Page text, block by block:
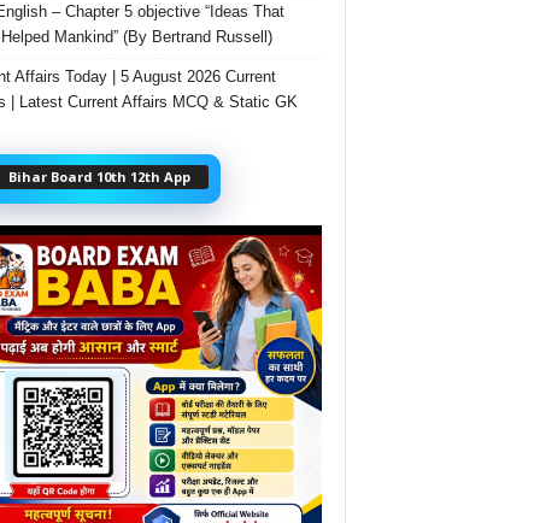
– Chapter 5 objective “Ideas That
Mankind” (By Bertrand Russell)
Affairs Today | 5 August 2026 Current
| Latest Current Affairs MCQ & Static GK
Bihar Board 10th 12th App